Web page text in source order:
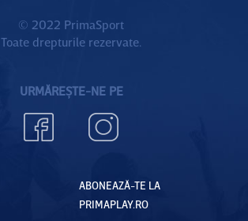
© 2022 PrimaSport
Toate drepturile rezervate.
URMĂREȘTE-NE PE
ABONEAZĂ-TE LA
PRIMAPLAY.RO